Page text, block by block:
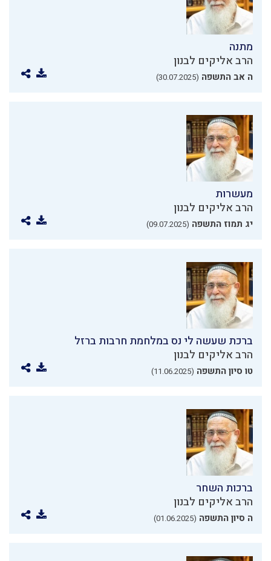
מתנה
הרב אליקים לבנון
ה אב התשפה (30.07.2025)
מעשרות
הרב אליקים לבנון
יג תמוז התשפה (09.07.2025)
ברכת שעשה לי נס במלחמת חרבות ברזל
הרב אליקים לבנון
טו סיון התשפה (11.06.2025)
ברכות השחר
הרב אליקים לבנון
ה סיון התשפה (01.06.2025)